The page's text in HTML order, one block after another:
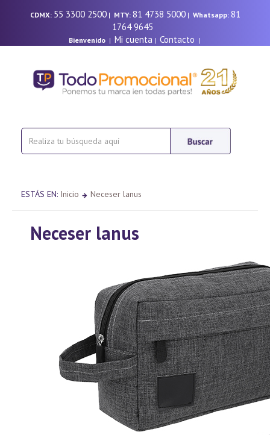
CDMX: 55 3300 2500| MTY: 81 4738 5000| Whatsapp: 81
1764 9645
Bienvenido| Mi cuenta | Contacto |
ESTÁS EN: Inicio Neceser lanus
Neceser lanus